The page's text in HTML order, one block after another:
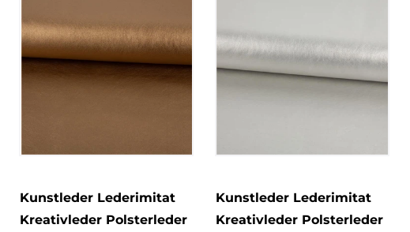
Kunstleder Lederimitat
Kreativleder Polsterleder
Kunstleder Lederimitat
Kreativleder Polsterleder